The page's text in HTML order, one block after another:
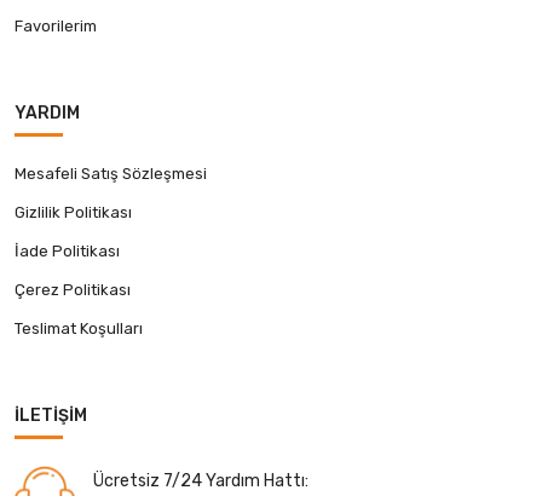
Favorilerim
YARDIM
Mesafeli Satış Sözleşmesi
Gizlilik Politikası
İade Politikası
Çerez Politikası
Teslimat Koşulları
İLETIŞIM
Ücretsiz 7/24 Yardım Hattı: